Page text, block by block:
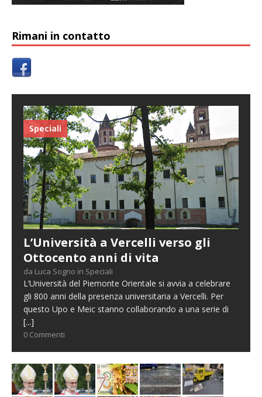
Rimani in contatto
Speciali
L’Università a Vercelli verso gli
Ottocento anni di vita
da Luca Sogno in Speciali
L’Università del Piemonte Orientale si avvia a celebrare
gli 800 anni della presenza universitaria a Vercelli. Per
questo Upo e Meic stanno collaborando a una serie di
[...]
0 Commenti